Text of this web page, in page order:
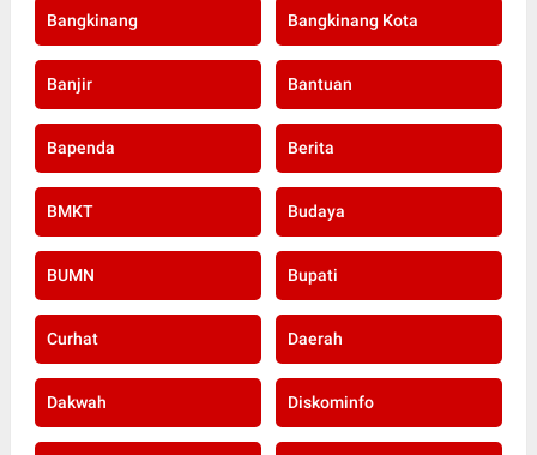
Bangkinang Bangkinang Kota
Banjir Bantuan
Bapenda Berita
BMKT Budaya
BUMN Bupati
Curhat Daerah
Dakwah Diskominfo